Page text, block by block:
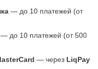
— до 10 платежей (от
— до 10 платежей (от 500
— через LiqPay